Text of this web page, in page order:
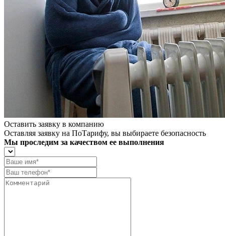
Оставить заявку в компанию
Оставляя заявку на ПоТарифу, вы выбираете безопасность
Мы проследим за качеством ее выполнения